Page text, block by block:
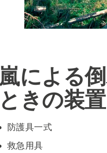
嵐による
ときの装置
防護具一式
救急用具